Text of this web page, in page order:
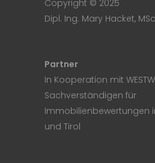
Copyright © 2025
Dipl. Ing. Mary Hacket, MSc
Partner
In Kooperation mit
Sachverständigen für
Immobilienbewertungen
und Tirol